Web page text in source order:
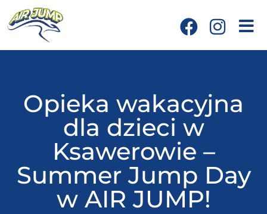
Opieka wakacyjna
dla dzieci w
Ksawerowie –
Summer Jump Day
w AIR JUMP!